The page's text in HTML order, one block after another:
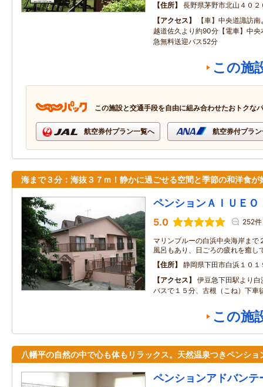
住所
長野県茅野市北山４０２
アクセス
【車】中央道諏訪
越道佐久より約90分【電車】中
急無料送迎バス52分
この施
この施設と交通手段を自由に組み合わせたおトクな
航空券付プラン一覧へ 航空券付プラ
海まで３分：海抜３７ｍ！静かに過ごせる空間と季節の和洋食が
ペンションＡＩＵＥＯ
5.0 252件
マリンブルーの白浜中央海岸ま
風呂もあり、日ごろの疲れを癒し
住所
静岡県下田市白浜１０１
アクセス
伊豆急下田駅より
バスで１５分、古根（こね）下車
この施
八幡平の自然の中で心も体もリラックス。天然温泉つきペンショ
ペンションアドバンテ